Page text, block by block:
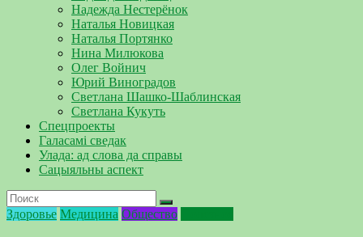
Надежда Нестерёнок
Наталья Новицкая
Наталья Портянко
Нина Милюкова
Олег Войнич
Юрий Виноградов
Светлана Шашко-Шаблинская
Светлана Кукуть
Спецпроекты
Галасамі сведак
Улада: ад слова да справы
Сацыяльны аспект
Здоровье Медицина Общество